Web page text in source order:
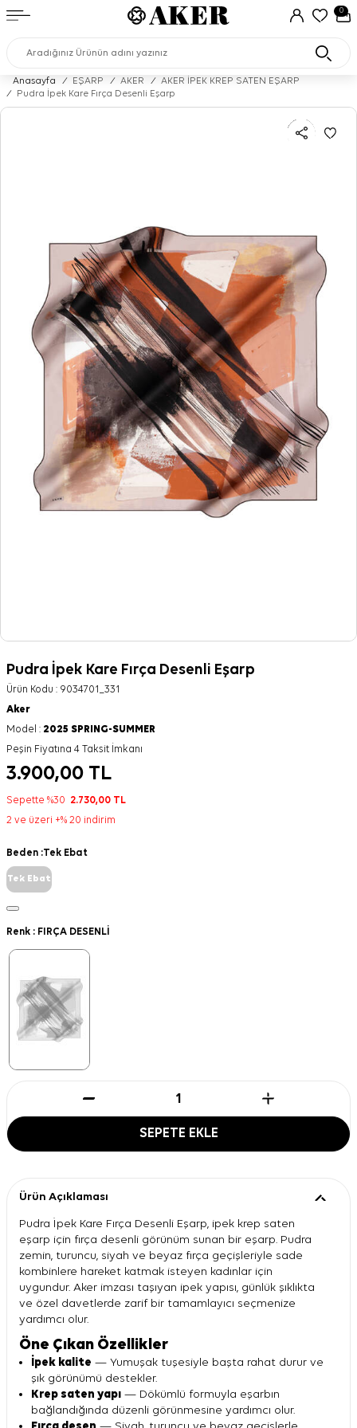
0
Anasayfa / EŞARP / AKER /
AKER İPEK KREP SATEN EŞARP
/
Pudra İpek Kare Fırça Desenli Eşarp
Pudra İpek Kare Fırça Desenli Eşarp
Ürün Kodu : 9034701_331
Aker
Model : 2025 SPRING-SUMMER
Peşin Fiyatına 4 Taksit İmkanı
3.900,00 TL
Sepette %30 2.730,00 TL
2 ve üzeri +% 20 indirim
Beden :Tek Ebat
Tek Ebat
Renk : FIRÇA DESENLİ
SEPETE EKLE
Ürün Açıklaması
Pudra İpek Kare Fırça Desenli Eşarp, ipek krep saten
eşarp için fırça desenli görünüm sunan bir eşarp. Pudra
zemin, turuncu, siyah ve beyaz fırça geçişleriyle sade
kombinlere hareket katmak isteyen kadınlar için
uygundur. Aker imzası taşıyan ipek yapısı, günlük şıklıkta
ve özel davetlerde zarif bir tamamlayıcı seçmenize
yardımcı olur.
Öne Çıkan Özellikler
İpek kalite — Yumuşak tuşesiyle başta rahat durur ve
şık görünümü destekler.
Krep saten yapı — Dökümlü formuyla eşarbın
bağlandığında düzenli görünmesine yardımcı olur.